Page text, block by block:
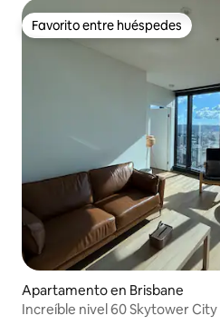
Favorito entre huéspedes
Favorito entre huéspedes
Apartamento en Brisbane
Increíble nivel 60 Skytower